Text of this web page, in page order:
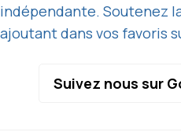
indépendante. Soutenez
ajoutant dans vos favoris
Suivez nous sur